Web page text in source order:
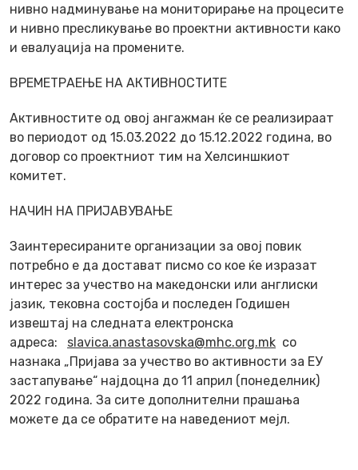
нивно надминување на мониторирање на процесите
и нивно пресликување во проектни активности како
и евалуација на промените.
ВРЕМЕТРАЕЊЕ НА АКТИВНОСТИТЕ
Активностите од овој ангажман ќе се реализираат
во периодот од 15.03.2022 до 15.12.2022 година, во
договор со проектниот тим на Хелсиншкиот
комитет.
НАЧИН НА ПРИЈАВУВАЊЕ
Заинтересираните организации за овој повик
потребно е да достават писмо со кое ќе изразат
интерес за учество на македонски или англиски
јазик, тековна состојба и последен Годишен
извештај на следната електронска
адреса: slavica.anastasovska@mhc.org.mk со
назнака „Пријава за учество во активности за ЕУ
застапување“ најдоцна до 11 април (понеделник)
2022 година. За сите дополнителни прашања
можете да се обратите на наведениот мејл.